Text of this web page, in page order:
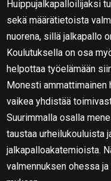
Huippujalkapalloilijaksi
sekä määrätietoista
nuorena, sillä jalkapallo
Koulutuksella on osa
helpottaa työelämään
Monesti ammattimainen
vaikea yhdistää
Suurimmalla osalla
taustaa urheilukouluista
jalkapalloakatemioista.
valmennuksen ohessa